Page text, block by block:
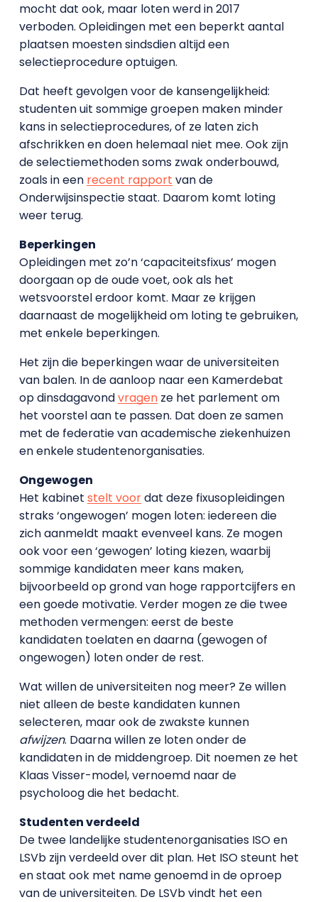
mocht dat ook, maar loten werd in 2017
verboden. Opleidingen met een beperkt aantal
plaatsen moesten sindsdien altijd een
selectieprocedure optuigen.
Dat heeft gevolgen voor de kansengelijkheid:
studenten uit sommige groepen maken minder
kans in selectieprocedures, of ze laten zich
afschrikken en doen helemaal niet mee. Ook zijn
de selectiemethoden soms zwak onderbouwd,
zoals in een recent rapport van de
Onderwijsinspectie staat. Daarom komt loting
weer terug.
Beperkingen
Opleidingen met zo’n ‘capaciteitsfixus’ mogen
doorgaan op de oude voet, ook als het
wetsvoorstel erdoor komt. Maar ze krijgen
daarnaast de mogelijkheid om loting te gebruiken,
met enkele beperkingen.
Het zijn die beperkingen waar de universiteiten
van balen. In de aanloop naar een Kamerdebat
op dinsdagavondvragenze het parlement om
het voorstel aan te passen. Dat doen ze samen
met de federatie van academische ziekenhuizen
en enkele studentenorganisaties.
Ongewogen
Het kabinet stelt voordat deze fixusopleidingen
straks ‘ongewogen’ mogen loten: iedereen die
zich aanmeldt maakt evenveel kans. Ze mogen
ook voor een ‘gewogen’ loting kiezen, waarbij
sommige kandidaten meer kans maken,
bijvoorbeeld op grond van hoge rapportcijfers en
een goede motivatie. Verder mogen ze die twee
methoden vermengen: eerst de beste
kandidaten toelaten en daarna (gewogen of
ongewogen) loten onder de rest.
Wat willen de universiteiten nog meer? Ze willen
niet alleen de beste kandidaten kunnen
selecteren, maar ook de zwakste kunnen
afwijzen. Daarna willen ze loten onder de
kandidaten in de middengroep. Dit noemen ze het
Klaas Visser-model, vernoemd naar de
psycholoog die het bedacht.
Studenten verdeeld
De twee landelijke studentenorganisaties ISO en
LSVb zijn verdeeld over dit plan. Het ISO steunt het
en staat ook met name genoemd in de oproep
van de universiteiten. De LSVb vindt het een